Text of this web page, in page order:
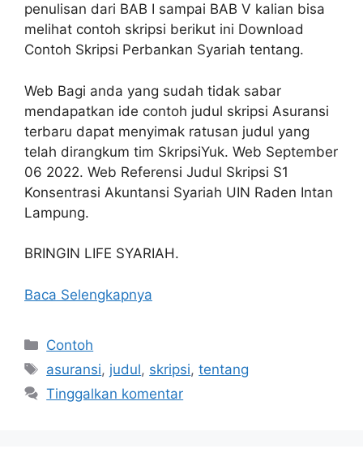
penulisan dari BAB I sampai BAB V kalian bisa
melihat contoh skripsi berikut ini Download
Contoh Skripsi Perbankan Syariah tentang.
Web Bagi anda yang sudah tidak sabar
mendapatkan ide contoh judul skripsi Asuransi
terbaru dapat menyimak ratusan judul yang
telah dirangkum tim SkripsiYuk. Web September
06 2022. Web Referensi Judul Skripsi S1
Konsentrasi Akuntansi Syariah UIN Raden Intan
Lampung.
BRINGIN LIFE SYARIAH.
Baca Selengkapnya
Kategori
Contoh
Tag
asuransi, judul, skripsi,tentang
Tinggalkan komentar